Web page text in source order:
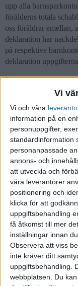
Vi
Vi och våra
information på en
personuppgifter,
standardinformation
personanpassade
annons- och
att utveckla och
våra leverantörer
positionering och
klicka för att
uppgiftsbehandling
få åtkomst till mer
inställningar innan
Observera att viss
inte kräver ditt
uppgiftsbehandling.
webbplatsen. Du
upp alla
förälderns totala
oss föräldrar emellan,
deklaration har
på respektive
deklaration
Tack på förhand!
Sich(Sich) 25 April
2
Den person som ISK-
vis en högre skatt. Vi
från vårt barns konto
exakt med vilket
barnets konto sin
Liknande
Ämne
Skatteändring